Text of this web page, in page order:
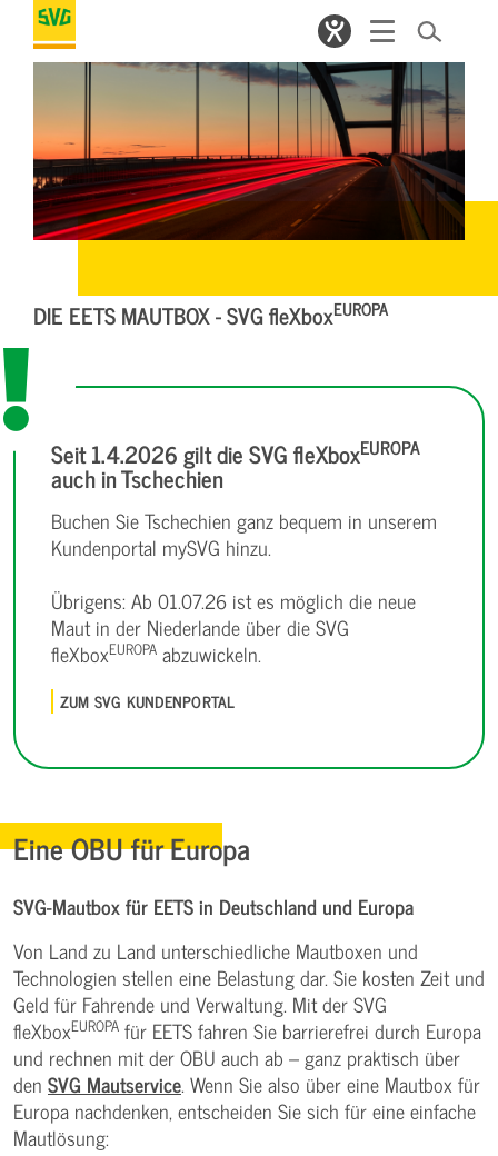
DIE EETS MAUTBOX - SVG fleXboxEUROPA
Seit 1.4.2026 gilt die SVG fleXboxEUROPA
auch in Tschechien
Buchen Sie Tschechien ganz bequem in unserem
Kundenportal mySVG hinzu.
Übrigens: Ab 01.07.26 ist es möglich die neue
Maut in der Niederlande über die SVG
fleXboxEUROPA abzuwickeln.
ZUM SVG KUNDENPORTAL
Eine OBU für Europa
SVG-Mautbox für EETS in Deutschland und Europa
Von Land zu Land unterschiedliche Mautboxen und
Technologien stellen eine Belastung dar. Sie kosten Zeit und
Geld für Fahrende und Verwaltung. Mit der SVG
fleXboxEUROPA für EETS fahren Sie barrierefrei durch Europa
und rechnen mit der OBU auch ab – ganz praktisch über
den SVG Mautservice. Wenn Sie also über eine Mautbox für
Europa nachdenken, entscheiden Sie sich für eine einfache
Mautlösung: